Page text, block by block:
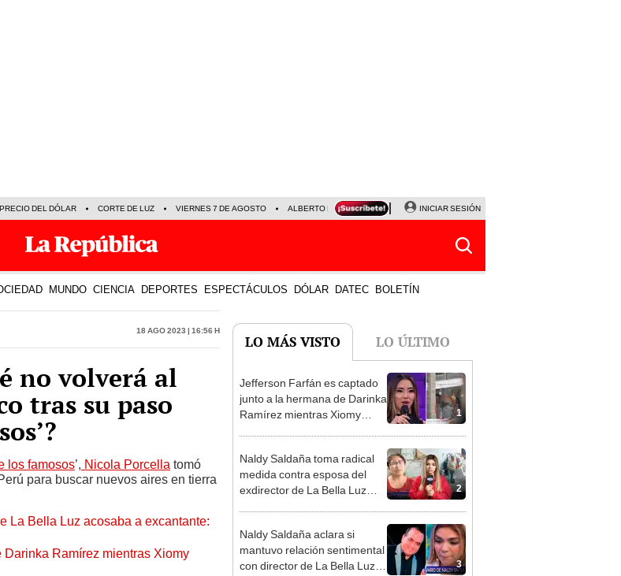
PRECIO DEL DÓLAR CORTE DE LUZ VIERNES 7 DE AGOSTO ALBERTO BENAVIDES NALDY SALDAÑA
INICIAR SESIÓN
MUNDO CIENCIA DEPORTES ESPECTÁCULOS DÓLAR DATEC BOLETÍN
18 Ago 2023 | 16:56 h
no volverá al
tras su paso
los famosos’, Nicola Porcella tomó
para buscar nuevos aires en tierra
La Bella Luz acosaba a excantante:
Ramírez mientras Xiomy
LO MÁS VISTO LO ÚLTIMO
1
Jefferson Farfán es captado
junto a la hermana de Darinka
Ramírez mientras Xiomy
2
Naldy Saldaña toma radical
medida contra esposa del
exdirector de La Bella Luz
grave”
3
Naldy Saldaña aclara si
mantuvo relación sentimental
con director de La Bella Luz